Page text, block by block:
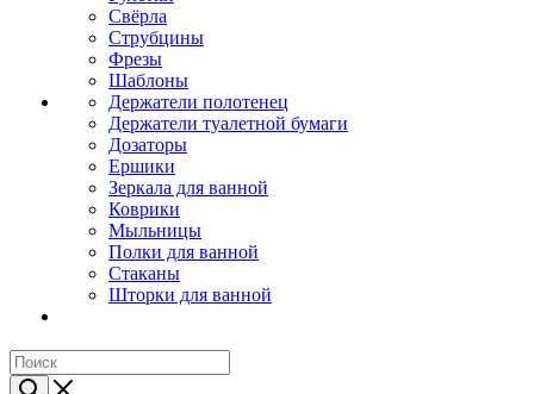
Свёрла
Струбцины
Фрезы
Шаблоны
Держатели полотенец
Держатели туалетной бумаги
Дозаторы
Ершики
Зеркала для ванной
Коврики
Мыльницы
Полки для ванной
Стаканы
Шторки для ванной